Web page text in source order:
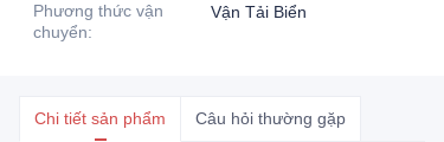
Phương thức vận
chuyển:
Vận Tải Biển
Chi tiết sản phẩm Câu hỏi thường gặp